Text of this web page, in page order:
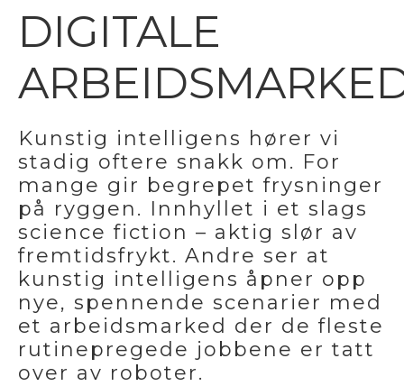
DIGITALE
Kunstig intelligens hører vi
stadig oftere snakk om. For
mange gir begrepet frysninger
på ryggen. Innhyllet i et slags
science fiction – aktig slør av
fremtidsfrykt. Andre ser at
kunstig intelligens åpner opp
nye, spennende scenarier med
et arbeidsmarked der de fleste
rutinepregede jobbene er tatt
over av roboter.